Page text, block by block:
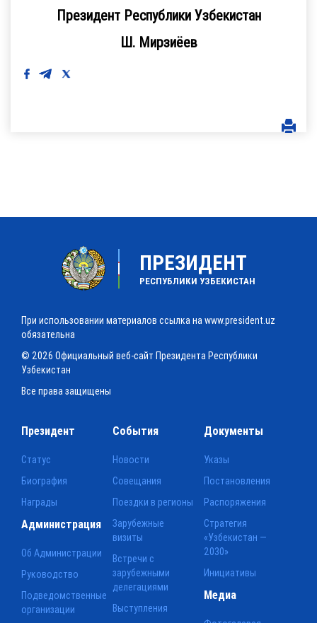
Президент Республики Узбекистан
Ш. Мирзиёев
ПРЕЗИДЕНТ
РЕСПУБЛИКИ УЗБЕКИСТАН
При использовании материалов ссылка на www.president.uz
обязательна
© 2026 Официальный веб-сайт Президента Республики
Узбекистан
Все права защищены
Президент
Статус
Биография
Награды
События
Новости
Совещания
Поездки в регионы
Зарубежные
визиты
Встречи с
зарубежными
делегациями
Выступления
Документы
Указы
Постановления
Распоряжения
Стратегия
«Узбекистан —
2030»
Инициативы
Администрация
Об Администрации
Руководство
Подведомственные
организации
Медиа